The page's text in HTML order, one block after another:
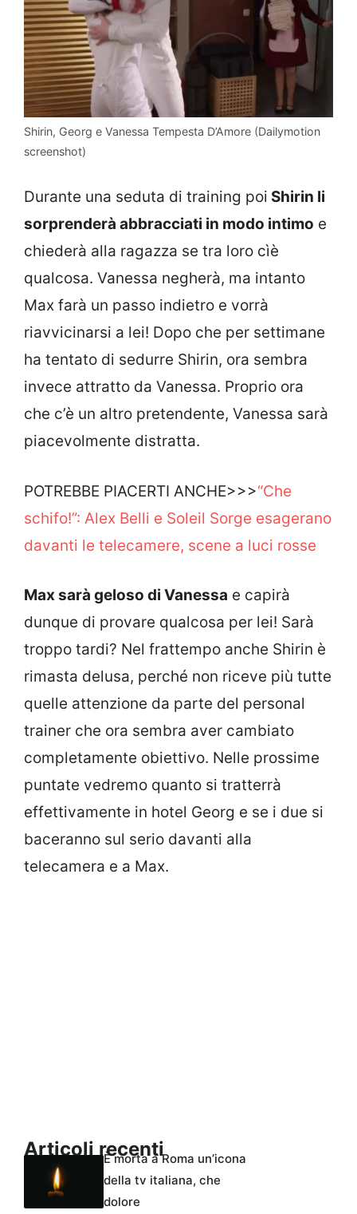
Shirin, Georg e Vanessa Tempesta D’Amore (Dailymotion
screenshot)
Durante una seduta di training poi Shirin li
sorprenderà abbracciati in modo intimo e
chiederà alla ragazza se tra loro cìè
qualcosa. Vanessa negherà, ma intanto
Max farà un passo indietro e vorrà
riavvicinarsi a lei! Dopo che per settimane
ha tentato di sedurre Shirin, ora sembra
invece attratto da Vanessa. Proprio ora
che c’è un altro pretendente, Vanessa sarà
piacevolmente distratta.
POTREBBE PIACERTI ANCHE>>>“Che
schifo!”: Alex Belli e Soleil Sorge esagerano
davanti le telecamere, scene a luci rosse
Max sarà geloso di Vanessa e capirà
dunque di provare qualcosa per lei! Sarà
troppo tardi? Nel frattempo anche Shirin è
rimasta delusa, perché non riceve più tutte
quelle attenzione da parte del personal
trainer che ora sembra aver cambiato
completamente obiettivo. Nelle prossime
puntate vedremo quanto si tratterrà
effettivamente in hotel Georg e se i due si
baceranno sul serio davanti alla
telecamera e a Max.
Articoli recentiÈ morta a Roma un’icona
della tv italiana, che
dolore